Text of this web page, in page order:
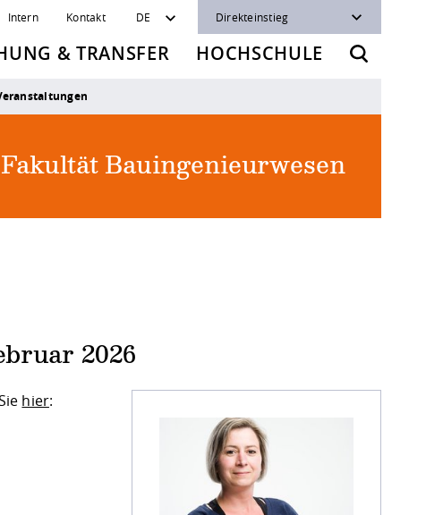
Intern Kontakt DE Direkteinstieg
& TRANSFER HOCHSCHULE
Fakultät Bauingenieurwesen
2026
hier: